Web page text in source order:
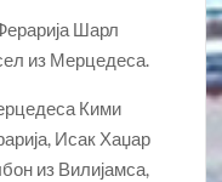
Шарл
из Мерцедеса.
Кими
Исак Хаџар
из Вилијамса,